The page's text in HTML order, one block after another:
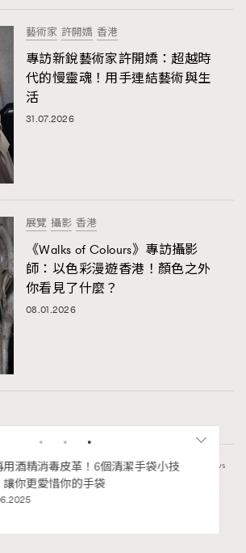
藝術家 許開嬌 香港
專訪新銳藝術家許開嬌：超越時
代的慢靈魂！用手連結藝術與生
活
31.07.2026
展覽 攝影 香港
《Walks of Colours》專訪攝影
師：以色彩漫遊香港！顏色之外
你看見了什麼？
08.01.2026
7.2k views
覽：香港故宮文化博物館《城
迷必訪《游於藝乎》、《西
香港情懷
用酒精消毒皮革！6個清潔手袋小技
讓你更愛惜你的手袋